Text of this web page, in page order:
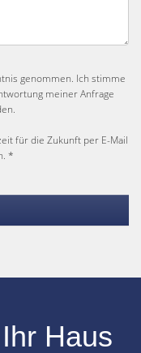
genommen. Ich stimme
meiner Anfrage
für die Zukunft per E-Mail
*
Haus